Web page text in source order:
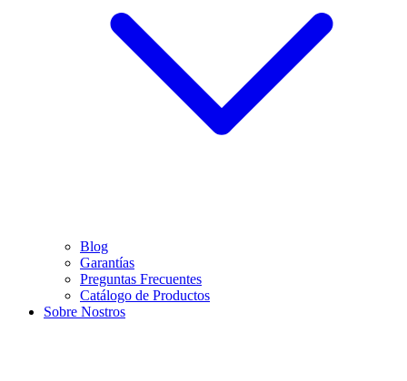
Blog
Garantías
Preguntas Frecuentes
Catálogo de Productos
Sobre Nostros